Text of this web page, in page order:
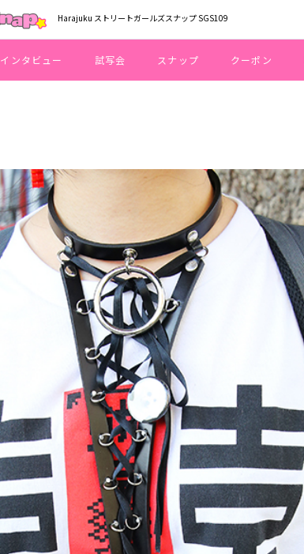
Harajuku ストリートガールズスナップ SGS109
インタビュー 試写会 スナップ クーポン